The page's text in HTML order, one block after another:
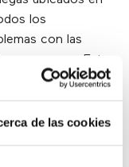
de las cookies
los
con las
su empresa. Esto
y genera
remotos.
colaboración